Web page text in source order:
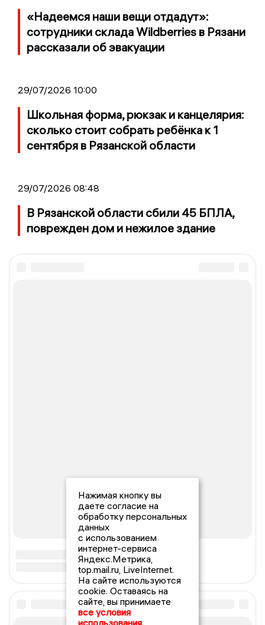
«Надеемся наши вещи отдадут»:
сотрудники склада Wildberries в Рязани
рассказали об эвакуации
29/07/2026 10:00
Школьная форма, рюкзак и канцелярия:
сколько стоит собрать ребёнка к 1
сентября в Рязанской области
29/07/2026 08:48
В Рязанской области сбили 45 БПЛА,
поврежден дом и нежилое здание
Нажимая кнопку вы
даете согласие на
обработку персональных
данных
с использованием
интернет-сервиса
Яндекс.Метрика,
top.mail.ru, LiveInternet.
На сайте используются
cookie. Оставаясь на
сайте, вы принимаете
все условия
использования.